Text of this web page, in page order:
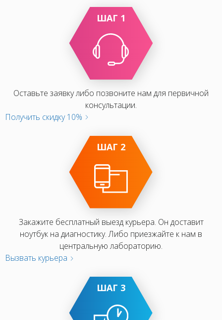
ШАГ 1
Оставьте заявку либо позвоните нам для первичной
консультации.
Получить скидку 10%
ШАГ 2
Закажите бесплатный выезд курьера. Он доставит
ноутбук на диагностику. Либо приезжайте к нам в
центральную лабораторию.
Вызвать курьера
ШАГ 3